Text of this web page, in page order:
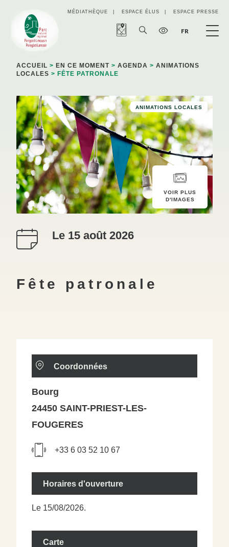
MÉDIATHÈQUE ESPACE ÉLUS ESPACE PRESSE
FR
ACCUEIL > EN CE MOMENT > AGENDA > ANIMATIONS
LOCALES > FÊTE PATRONALE
ANIMATIONS LOCALES
VOIR PLUS
D'IMAGES
Le 15 août 2026
Fête patronale
Coordonnées
Bourg
24450 SAINT-PRIEST-LES-
FOUGERES
+33 6 03 52 10 67
Horaires d'ouverture
Le 15/08/2026.
Carte